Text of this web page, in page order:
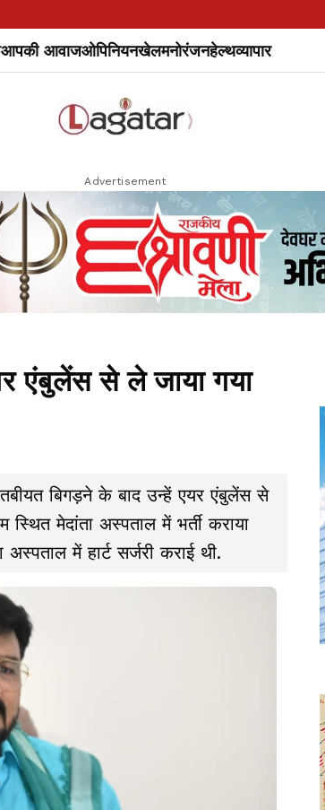
आपकी आवाजओपिनियनखेलमनोरंजनहेल्थव्यापार
Advertisement
एंबुलेंस से ले जाया गया
बिगड़ने के बाद उन्हें एयर एंबुलेंस से
स्थित मेदांता अस्पताल में भर्ती कराया
में हार्ट सर्जरी कराई थी.